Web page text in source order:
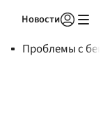
Новости
Проблемы с